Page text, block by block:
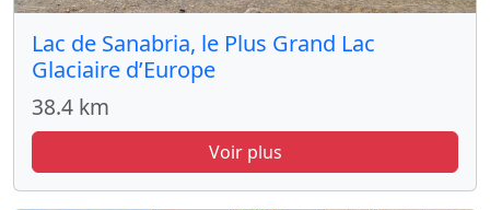
Lac de Sanabria, le Plus Grand Lac
Glaciaire d’Europe
38.4 km
Voir plus